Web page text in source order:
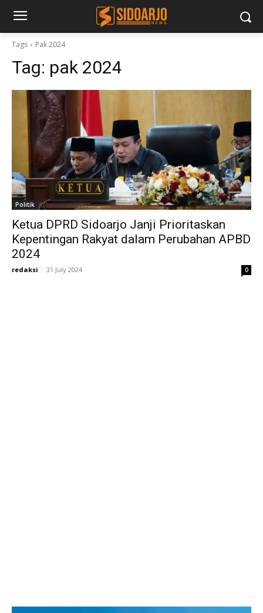
Tags Pak 2024
Tag: pak 2024
Politik
Ketua DPRD Sidoarjo Janji Prioritaskan
Kepentingan Rakyat dalam Perubahan APBD
2024
redaksi - 31 July 2024 0